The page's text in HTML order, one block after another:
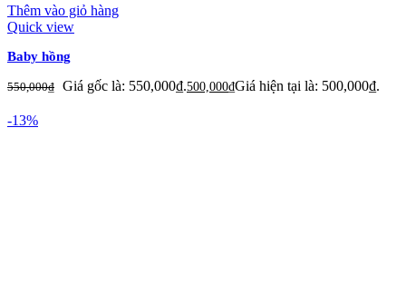
Thêm vào giỏ hàng
Quick view
Baby hồng
550,000₫ Giá gốc là: 550,000₫.500,000₫Giá hiện tại là: 500,000₫.
-13%